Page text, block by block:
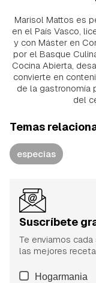
Marisol Mattos es
en el País Vasco,
y con Máster en
por el Basque
Cocina Abierta,
convierte en
de la gastronomía
del
Temas
especias
Suscríbete
Te enviamos
las mejores
Hogarmania